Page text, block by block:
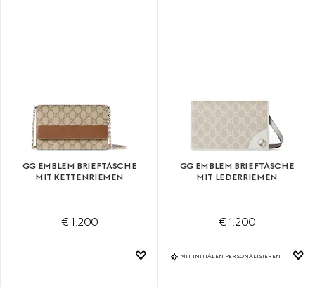
GG EMBLEM BRIEFTASCHE
MIT KETTENRIEMEN
€ 1.200
GG EMBLEM BRIEFTASCHE
MIT LEDERRIEMEN
€ 1.200
MIT INITIALEN PERSONALISIEREN